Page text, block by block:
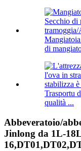
di
Trasportu
qualità ...
Abbeveratoio/
Jinlong da 1L-